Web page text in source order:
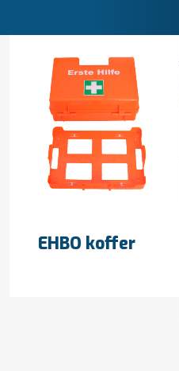
Contact
Aanvraag starten
Search
EHBO koffer